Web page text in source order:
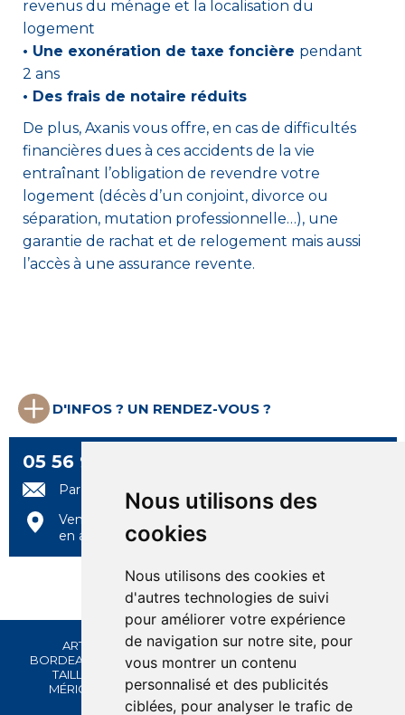
Nous utilisons des
cookies
Nous utilisons des cookies et
d'autres technologies de suivi
pour améliorer votre expérience
de navigation sur notre site, pour
vous montrer un contenu
personnalisé et des publicités
ciblées, pour analyser le trafic de
revenus du ménage et la localisation du
logement
• Une exonération de taxe foncière pendant
2 ans
• Des frais de notaire réduits
De plus, Axanis vous offre, en cas de difficultés
financières dues à ces accidents de la vie
entraînant l’obligation de revendre votre
logement (décès d’un conjoint, divorce ou
séparation, mutation professionnelle…), une
garantie de rachat et de relogement mais aussi
l’accès à une assurance revente.
D'INFOS ? UN RENDEZ-VOUS ?
05 56 99 97 97
Par e-mail
Venez nous rencontrer
en agence
ARTIGUES-PRÈS-BORDEAUX- AYTRÉ- BÈGLES-
BORDEAUX
BRUGES -CANÉJAN-CASTETS-
TAILLAN-MÉDOC
MÉRIGNAC - BEUTRE-PAREMPUYRE -ST SULPICE ET
CAMEYRAC